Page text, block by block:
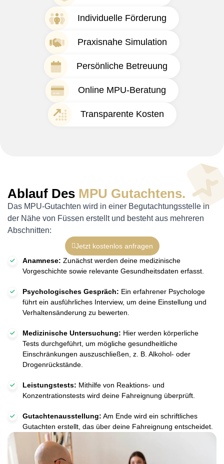
Individuelle Förderung
Praxisnahe Simulation
Persönliche Betreuung
Online MPU-Beratung
Transparente Kosten
Ablauf Des MPU Gutachtens.
Das MPU-Gutachten wird in einer Begutachtungsstelle in
der Nähe von Füssen erstellt und besteht aus mehreren
Abschnitten:
Jetzt kostenlos anfragen
Anamnese: Zunächst werden deine medizinische
Vorgeschichte sowie relevante Gesundheitsdaten erfasst.
Psychologisches Gespräch: Ein erfahrener Psychologe
führt ein ausführliches Interview, um deine Einstellung und
Verhaltensänderung zu bewerten.
Medizinische Untersuchung: Hier werden körperliche
Tests durchgeführt, um mögliche gesundheitliche
Einschränkungen auszuschließen, z. B. Alkohol- oder
Drogenrückstände.
Leistungstests: Mithilfe von Reaktions- und
Konzentrationstests wird deine Fahreignung überprüft.
Gutachtenausstellung: Am Ende wird ein schriftliches
Gutachten erstellt, das über deine Fahreignung entscheidet.